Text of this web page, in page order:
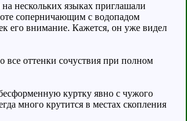
нескольких языках приглашали
соперничающим с водопадом
его внимание. Кажется, он уже видел
все оттенки сочуствия при полном
куртку явно с чужого
много крутится в местах скопления